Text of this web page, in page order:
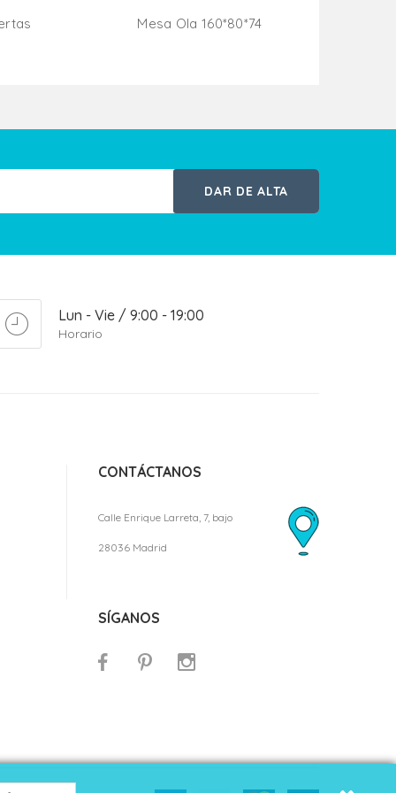
Mesa Ola 160*80*74
DAR DE ALTA
Lun - Vie / 9:00 - 19:00
Horario
CONTÁCTANOS
Calle Enrique Larreta, 7, bajo
28036 Madrid
SÍGANOS